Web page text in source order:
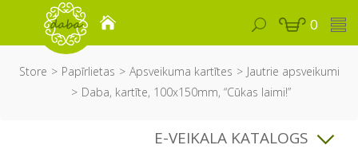
0
Store Papīrlietas Apsveikuma kartītes
Jautrie apsveikumi
Daba, kartīte, 100x150mm, “Cūkas laimi!”
E-VEIKALA KATALOGS